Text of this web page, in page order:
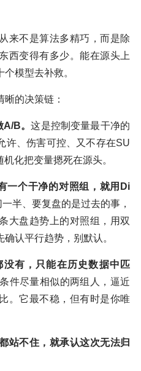
来不是算法多精巧，而是除
西变得有多少。能在源头上
模型去补救。
的决策链：
A/B。这是控制变量最干净的
许、伤害可控、又不存在SU
化把变量摁死在源头。
一个干净的对照组，就用Di
半、要复盘的是过去的事，
大盘趋势上的对照组，用双
认平行趋势，别默认。
有，只能在历史数据中匹
件尽量相似的两组人，逼近
。它最不稳，但有时是你唯
站不住，就承认这次无法归